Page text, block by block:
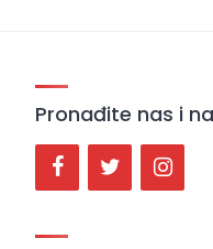
Pronađite nas i